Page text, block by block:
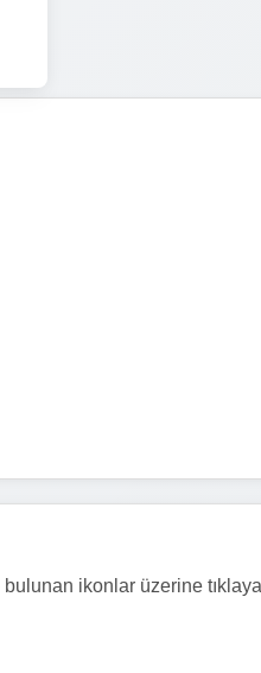
ikonlar üzerine